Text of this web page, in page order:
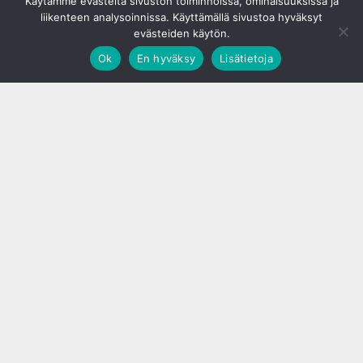
liikenteen analysoinnissa. Käyttämällä sivustoa hyväksyt
evästeiden käytön.
Ok
En hyväksy Lisätietoja